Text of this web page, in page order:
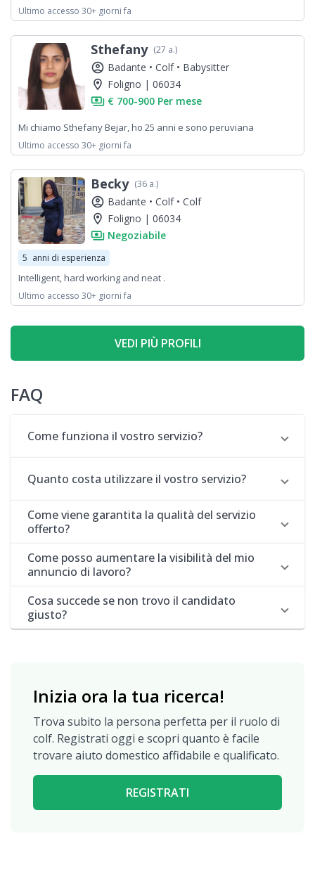
Ultimo accesso 30+ giorni fa
Sthefany (27 a.)
account_circle Badante • Colf • Babysitter
location_on Foligno | 06034
payments € 700-900 Per mese
Mi chiamo Sthefany Bejar, ho 25 anni e sono peruviana
Ultimo accesso 30+ giorni fa
Becky (36 a.)
account_circle Badante • Colf • Colf
location_on Foligno | 06034
payments Negoziabile
5 anni di esperienza
Intelligent, hard working and neat .
Ultimo accesso 30+ giorni fa
VEDI PIÙ PROFILI
FAQ
Come funziona il vostro servizio?
Quanto costa utilizzare il vostro servizio?
Come viene garantita la qualità del servizio
offerto?
Come posso aumentare la visibilità del mio
annuncio di lavoro?
Cosa succede se non trovo il candidato
giusto?
Inizia ora la tua ricerca!
Trova subito la persona perfetta per il ruolo di
colf. Registrati oggi e scopri quanto è facile
trovare aiuto domestico affidabile e qualificato.
REGISTRATI